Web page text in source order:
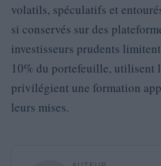
volatils, spéculatifs et
si conservés sur des
investisseurs prudents
10% du portefeuille, utilisent
privilégient une formation
leurs mises.